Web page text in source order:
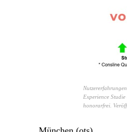
Experience
honorarfrei.